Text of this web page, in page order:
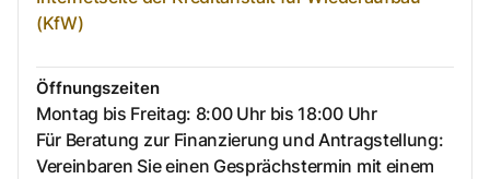
(KfW)
Öffnungszeiten
Montag bis Freitag: 8:00 Uhr bis 18:00 Uhr
Für Beratung zur Finanzierung und Antragstellung:
Vereinbaren Sie einen Gesprächstermin mit einem